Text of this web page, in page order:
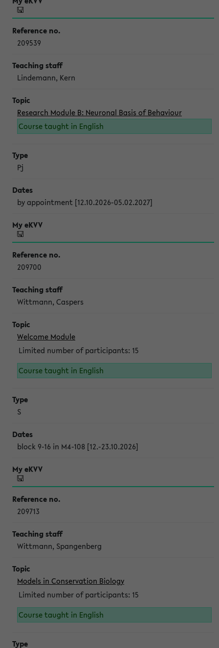
209539
Lindemann, Kern
Research Module B: Neuronal Basis of Behaviour
Course taught in English
Pj
by appointment [12.10.2026-05.02.2027]
209700
Wittmann, Caspers
Welcome Module
Limited number of participants: 15
Course taught in English
S
block 9-16 in M4-108 [12.-23.10.2026]
209713
Wittmann, Spangenberg
Models in Conservation Biology
Limited number of participants: 15
Course taught in English